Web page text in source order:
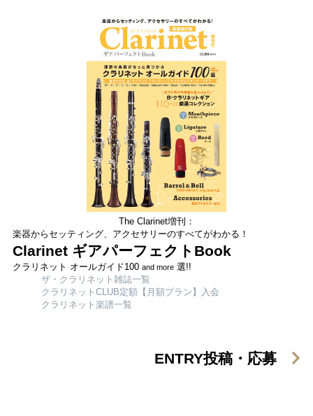
The Clarinet増刊：
楽器からセッティング、アクセサリーのすべてがわかる！
Clarinet ギアパーフェクトBook
クラリネット オールガイド100 and more選!!
ザ・クラリネット雑誌一覧
クラリネットCLUB定額【月額プラン】入会
クラリネット楽譜一覧
ENTRY投稿・応募